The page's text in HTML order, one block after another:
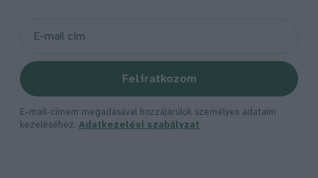
Feliratkozom
E-mail-címem megadásával hozzájárulok személyes adataim
kezeléséhez. Adatkezelési szabályzat